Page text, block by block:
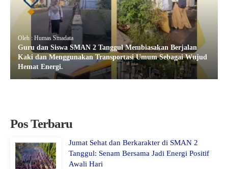
Oleh : Humas Smadata
Guru dan Siswa SMAN 2 Tanggul Membiasakan Berjalan
Kaki dan Menggunakan Transportasi Umum Sebagai Wujud
Hemat Energi.
Pos Terbaru
Jumat Sehat dan Berkarakter di SMAN 2
Tanggul: Senam Bersama Jadi Energi Positif
Awali Hari